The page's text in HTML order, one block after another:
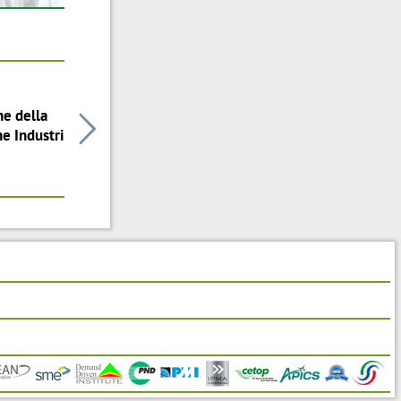
della
Industriale